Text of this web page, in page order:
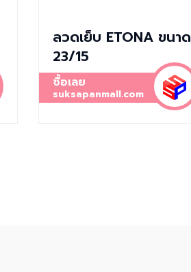
ลวดเย็บ ETONA ขนาด
23/15
ซื้อเลย
suksapanmall.com